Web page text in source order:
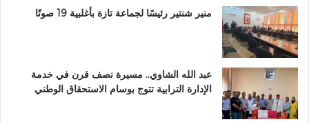
ب
ي
ا
منير شنتير رئيسًا لجماعة تازة بأغلبية 19 صوتًا
عبد الله الشاوي.. مسيرة نصف قرن في خدمة
الإدارة الترابية تتوج بوسام الاستحقاق الوطني